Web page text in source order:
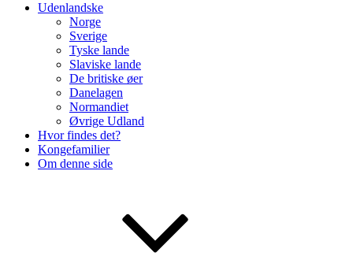
Udenlandske
Norge
Sverige
Tyske lande
Slaviske lande
De britiske øer
Danelagen
Normandiet
Øvrige Udland
Hvor findes det?
Kongefamilier
Om denne side